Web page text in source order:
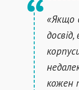
«Якщо
кожен